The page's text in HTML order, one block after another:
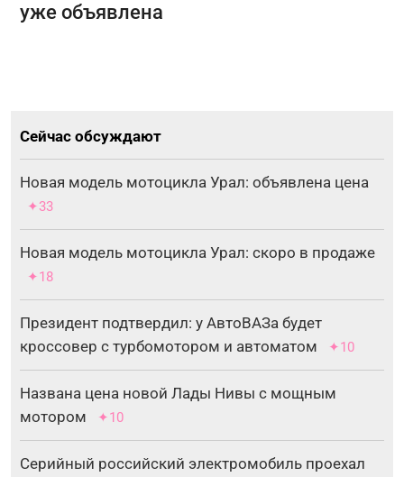
уже объявлена
Сейчас обсуждают
Новая модель мотоцикла Урал: объявлена цена
✦33
Новая модель мотоцикла Урал: скоро в продаже
✦18
Президент подтвердил: у АвтоВАЗа будет
кроссовер с турбомотором и автоматом
✦10
Названа цена новой Лады Нивы с мощным
мотором
✦10
Серийный российский электромобиль проехал